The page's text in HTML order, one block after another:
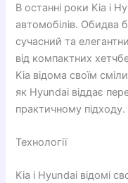
В останні роки Kia і
автомобілів. Обидва
сучасний та
від компактних
Kia відома своїм
як Hyundai віддає
практичному підходу.
Технології
Kia і Hyundai відомі